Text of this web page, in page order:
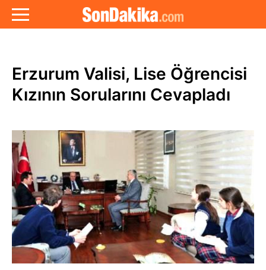
Erzurum Valisi, Lise Öğrencisi
Kızının Sorularını Cevapladı